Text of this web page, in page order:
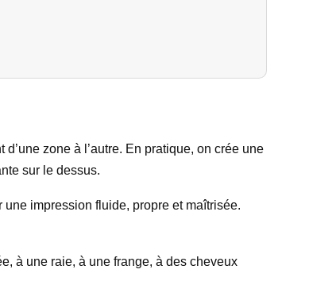
zone à l’autre. En pratique, on crée une
sur le dessus.
impression fluide, propre et maîtrisée.
à une raie, à une frange, à des cheveux